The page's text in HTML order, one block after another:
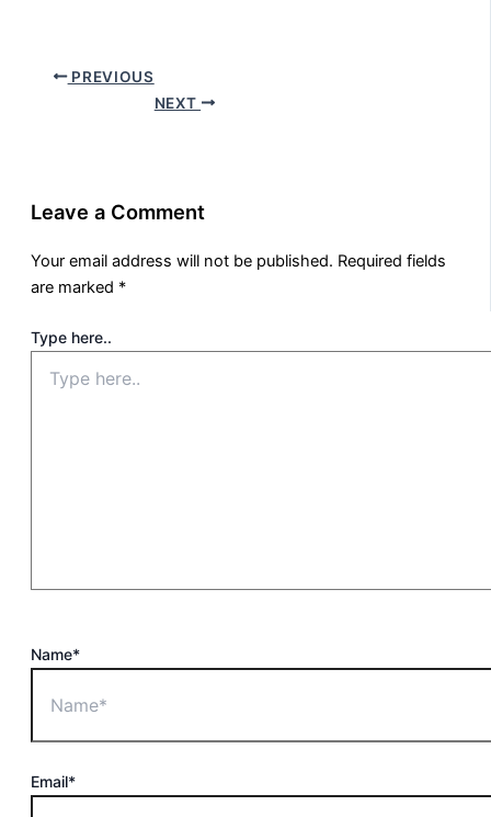
PREVIOUS
NEXT
Leave a Comment
Your email address will not be published. Required fields
are marked *
Type here..
Name*
Email*